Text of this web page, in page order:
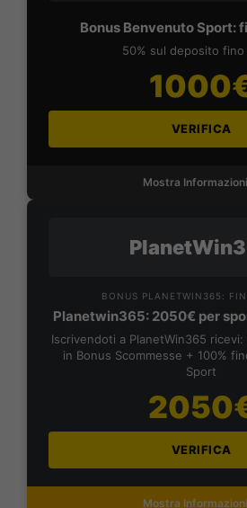
Bonus Benvenuto Sport:
50% sul deposito fino
VERIFICA
Mostra Informazioni
BONUS PLANETWIN365:
Planetwin365: 2050€ per
Iscrivendoti a PlanetWin365
in Bonus Scommesse + 100%
Sport
VERIFICA
Mostra Informazioni